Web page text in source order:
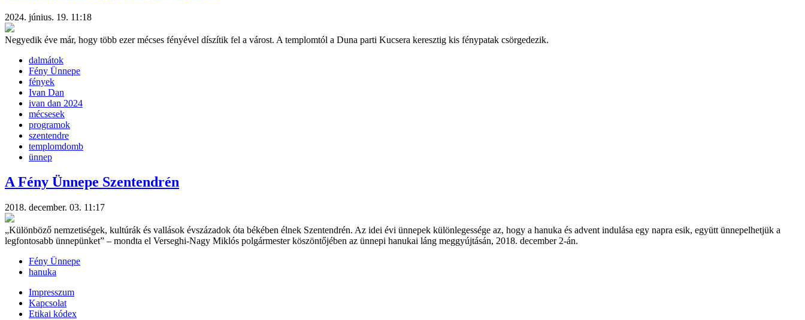
2024. június. 19. 11:18
Negyedik éve már, hogy több ezer mécses fényével díszítik fel a várost. A templomtól a Duna parti Kucsera keresztig kis fénypatak csörgedezik.
dalmátok
Fény Ünnepe
fények
Ivan Dan
ivan dan 2024
mécsesek
programok
szentendre
templomdomb
ünnep
A Fény Ünnepe Szentendrén
2018. december. 03. 11:17
„Különböző nemzetiségek, kultúrák és vallások évszázadok óta békében élnek Szentendrén. Az idei évi ünnepek különlegessége az, hogy a hanuka és advent indulása egy napra esik, együtt ünnepelhetjük a
legfontosabb ünnepünket” – mondta el Verseghi-Nagy Miklós polgármester köszöntőjében az ünnepi hanukai láng meggyújtásán, 2018. december 2-án.
Fény Ünnepe
hanuka
Impresszum
Kapcsolat
Etikai kódex